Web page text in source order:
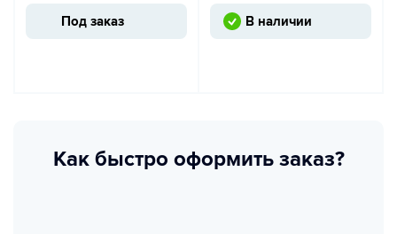
Под заказ В наличии
Как быстро оформить заказ?